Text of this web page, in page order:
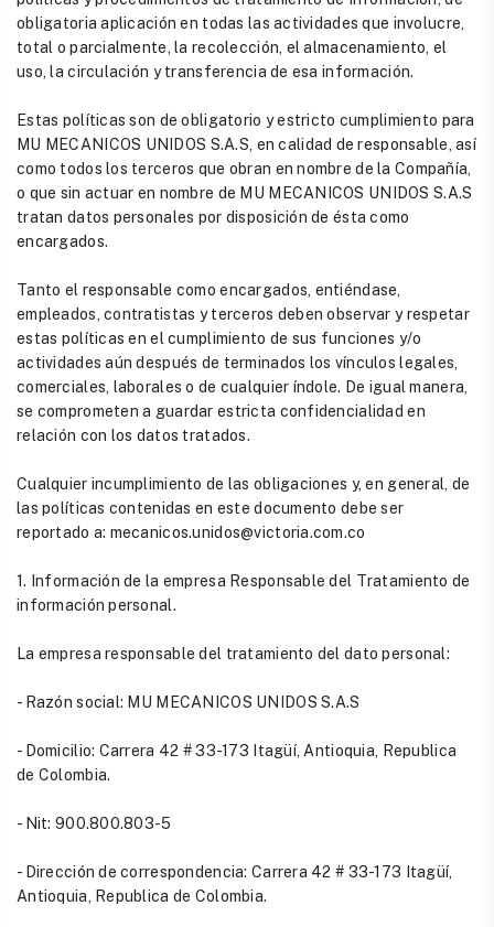
obligatoria aplicación en todas las actividades que involucre,
total o parcialmente, la recolección, el almacenamiento, el
uso, la circulación y transferencia de esa información.
Estas políticas son de obligatorio y estricto cumplimiento para
MU MECANICOS UNIDOS S.A.S, en calidad de responsable, así
como todos los terceros que obran en nombre de la Compañía,
o que sin actuar en nombre de MU MECANICOS UNIDOS S.A.S
tratan datos personales por disposición de ésta como
encargados.
Tanto el responsable como encargados, entiéndase,
empleados, contratistas y terceros deben observar y respetar
estas políticas en el cumplimiento de sus funciones y/o
actividades aún después de terminados los vínculos legales,
comerciales, laborales o de cualquier índole. De igual manera,
se comprometen a guardar estricta confidencialidad en
relación con los datos tratados.
Cualquier incumplimiento de las obligaciones y, en general, de
las políticas contenidas en este documento debe ser
reportado a: mecanicos.unidos@victoria.com.co
1. Información de la empresa Responsable del Tratamiento de
información personal.
La empresa responsable del tratamiento del dato personal:
- Razón social: MU MECANICOS UNIDOS S.A.S
- Domicilio: Carrera 42 # 33-173 Itagüí, Antioquia, Republica
de Colombia.
- Nit: 900.800.803-5
- Dirección de correspondencia: Carrera 42 # 33-173 Itagüí,
Antioquia, Republica de Colombia.